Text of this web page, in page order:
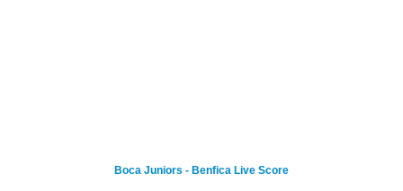
Boca Juniors - Benfica Live Score